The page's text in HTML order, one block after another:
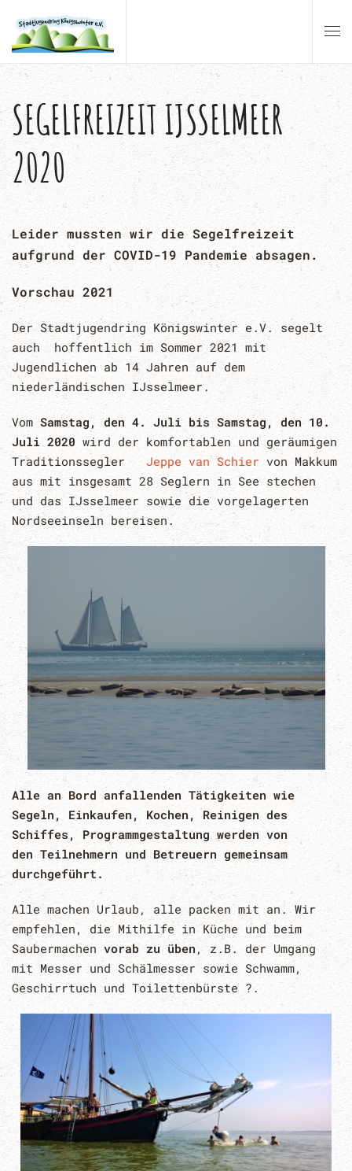
Zum Hauptinhalt springen
SEGELFREIZEIT IJSSELMEER
2020
Leider mussten wir die Segelfreizeit
aufgrund der COVID-19 Pandemie absagen.
Vorschau 2021
Der Stadtjugendring Königswinter e.V. segelt
auch hoffentlich im Sommer 2021 mit
Jugendlichen ab 14 Jahren auf dem
niederländischen IJsselmeer.
Vom Samstag, den 4. Juli bis Samstag, den 10.
Juli 2020 wird der komfortablen und geräumigen
Traditionssegler
Jeppe van Schier von Makkum
aus mit insgesamt 28 Seglern in See stechen
und das IJsselmeer sowie die vorgelagerten
Nordseeinseln bereisen.
Alle an Bord anfallenden Tätigkeiten wie
Segeln, Einkaufen, Kochen, Reinigen des
Schiffes, Programmgestaltung werden von
den Teilnehmern und Betreuern gemeinsam
durchgeführt.
Alle machen Urlaub, alle packen mit an. Wir
empfehlen, die Mithilfe in Küche und beim
Saubermachen vorab zu üben, z.B. der Umgang
mit Messer und Schälmesser sowie Schwamm,
Geschirrtuch und Toilettenbürste ?.